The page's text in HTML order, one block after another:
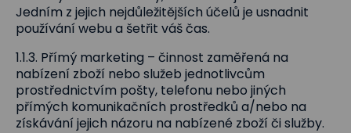
Jedním z jejich nejdůležitějších účelů je usnadnit
používání webu a šetřit váš čas.
1.1.3. Přímý marketing – činnost zaměřená na
nabízení zboží nebo služeb jednotlivcům
prostřednictvím pošty, telefonu nebo jiných
přímých komunikačních prostředků a/nebo na
získávání jejich názoru na nabízené zboží či služby.